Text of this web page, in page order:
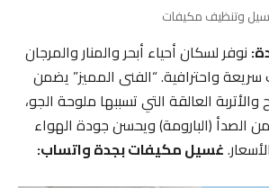
وتنظيف مكيفات
نوفر لسكان أحياء أبحر والمنار والمرجان
واحترافية. “الفنى المميز” يضمن
العالقة التي تسببها ملوحة الجو،
(البارومة) ويحسن جودة الهواء
غسيل مكيفات بجدة واتساب: